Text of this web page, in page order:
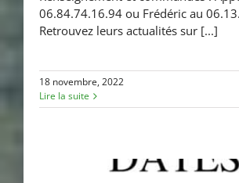
06.84.74.16.94 ou Frédéric au
Retrouvez leurs actualités sur [...]
18 novembre, 2022
Lire la suite